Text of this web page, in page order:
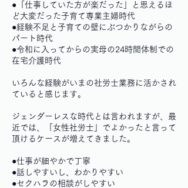
●「仕事していた方が楽だった」と思えるほ
ど大変だった子育て専業主婦時代
●経験不足と子育ての壁にぶつかりながらの
パート時代
●令和に入ってからの実母の24時間体制での
在宅介護時代
いろんな経験がいまの社労士業務に活かされ
ていると感じます。
ジェンダーレスな時代とは言われますが、最
近では、「女性社労士」でよかったと言って
頂けるケースが増えてきました。
●仕事が細やかで丁寧
●話しやすいし、わかりやすい
●セクハラの相談がしやすい